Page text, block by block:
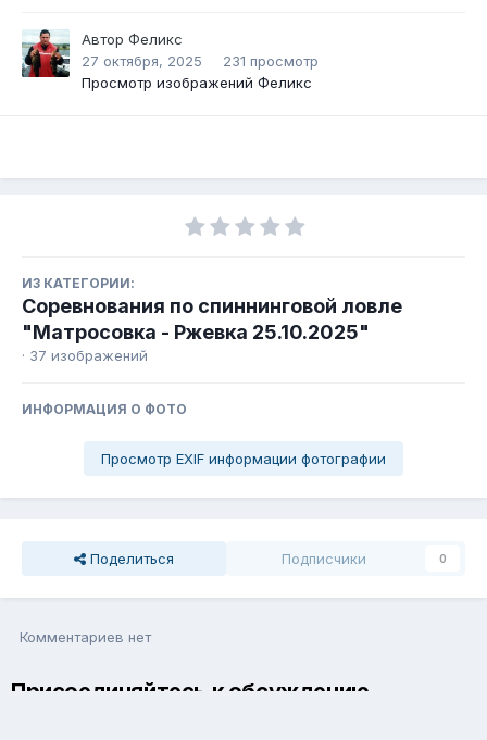
Автор Феликс
27 октября, 2025
231 просмотр
Просмотр изображений Феликс
ИЗ КАТЕГОРИИ:
Соревнования по спиннинговой ловле
"Матросовка - Ржевка 25.10.2025"
· 37 изображений
ИНФОРМАЦИЯ О ФОТО
Просмотр EXIF информации фотографии
Поделиться Подписчики 0
Комментариев нет
Присоединяйтесь к обсуждению